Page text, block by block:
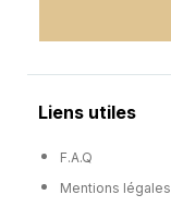
Liens utiles
F.A.Q
Mentions légales